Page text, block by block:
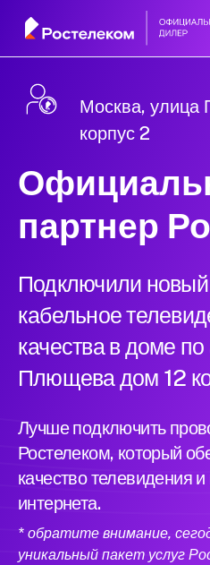
Москва,
корпус 2
партнер
Подключили новый
кабельное
качества в доме
Плющева дом 12
Лучше подключить
Ростелеком, который
качество телевидения
интернета.
* обратите внимание,
уникальный пакет услуг